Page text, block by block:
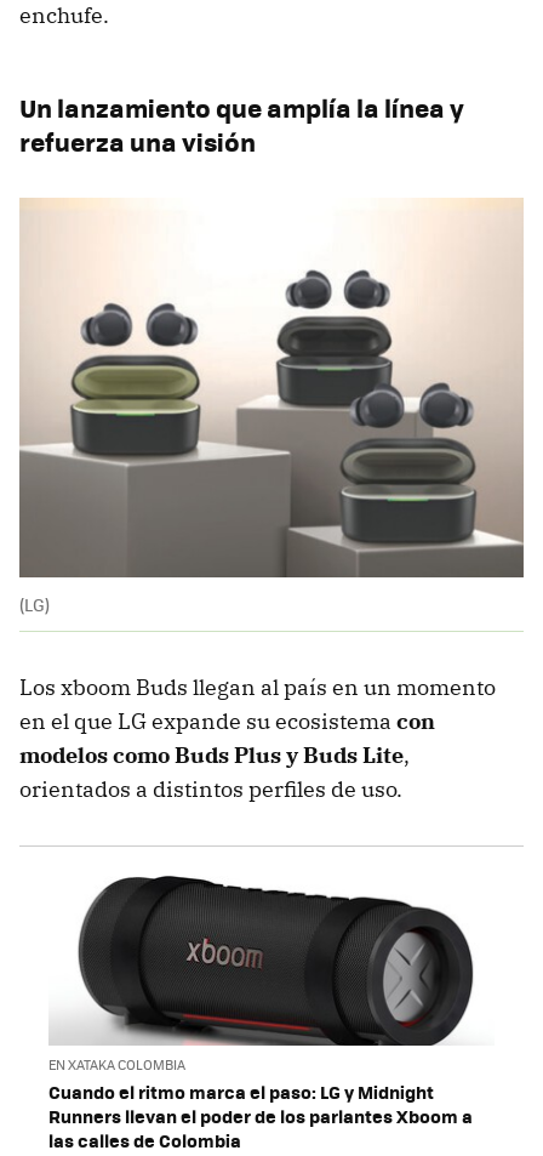
enchufe.
Un lanzamiento que amplía la línea y
refuerza una visión
(LG)
Los xboom Buds llegan al país en un momento
en el que LG expande su ecosistema con
modelos como Buds Plus y Buds Lite,
orientados a distintos perfiles de uso.
EN XATAKA COLOMBIA
Cuando el ritmo marca el paso: LG y Midnight
Runners llevan el poder de los parlantes Xboom a
las calles de Colombia